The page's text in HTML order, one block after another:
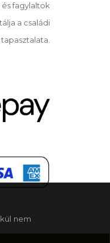
fagylaltok
a családi
nem